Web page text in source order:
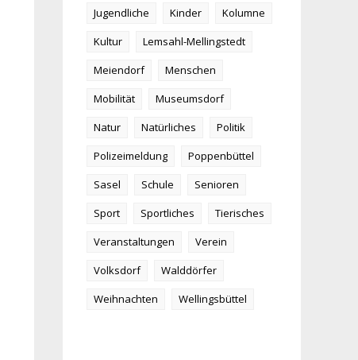
Jugendliche
Kinder
Kolumne
Kultur
Lemsahl-Mellingstedt
Meiendorf
Menschen
Mobilität
Museumsdorf
Natur
Natürliches
Politik
Polizeimeldung
Poppenbüttel
Sasel
Schule
Senioren
Sport
Sportliches
Tierisches
Veranstaltungen
Verein
Volksdorf
Walddörfer
Weihnachten
Wellingsbüttel